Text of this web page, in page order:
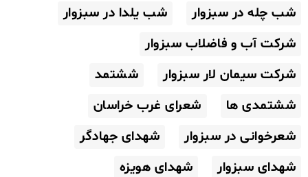
شب چله در سبزوار
شب یلدا در سبزوار
شرکت آب و فاضلاب سبزوار
شرکت سیمان لار سبزوار
ششتمد
ششتمدی ها
شعرای غرب خراسان
شعرخوانی در سبزوار
شهدای جهادگر
شهدای سبزوار
شهدای هویزه